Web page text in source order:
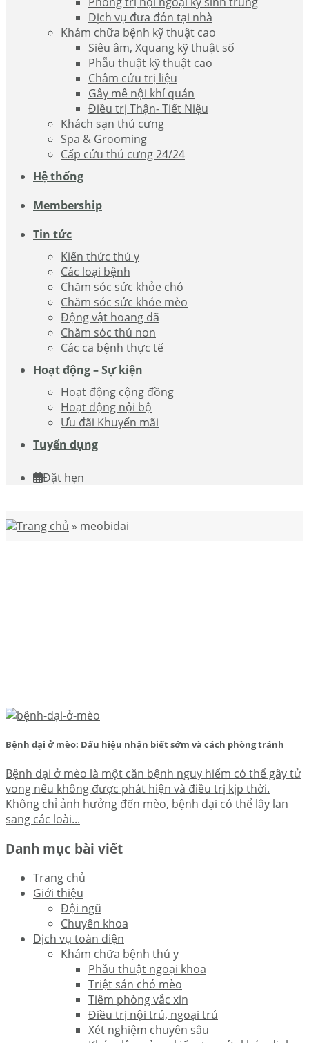
Dịch vụ đưa đón tại nhà
Khám chữa bệnh kỹ thuật cao
Siêu âm, Xquang kỹ thuật số
Phẫu thuật kỹ thuật cao
Châm cứu trị liệu
Gây mê nội khí quản
Điều trị Thận- Tiết Niệu
Khách sạn thú cưng
Spa & Grooming
Cấp cứu thú cưng 24/24
Hệ thống
Membership
Tin tức
Kiến thức thú y
Các loại bệnh
Chăm sóc sức khỏe chó
Chăm sóc sức khỏe mèo
Động vật hoang dã
Chăm sóc thú non
Các ca bệnh thực tế
Hoạt động – Sự kiện
Hoạt động cộng đồng
Hoạt động nội bộ
Ưu đãi Khuyến mãi
Tuyển dụng
Đặt hẹn
Trang chủ » meobidai
Bệnh dại ở mèo: Dấu hiệu nhận biết sớm và cách phòng tránh
Bệnh dại ở mèo là một căn bệnh nguy hiểm có thể gây tử
vong nếu không được phát hiện và điều trị kịp thời.
Không chỉ ảnh hưởng đến mèo, bệnh dại có thể lây lan
sang các loài...
Danh mục bài viết
Trang chủ
Giới thiệu
Đội ngũ
Chuyên khoa
Dịch vụ toàn diện
Khám chữa bệnh thú y
Phẫu thuật ngoại khoa
Triệt sản chó mèo
Tiêm phòng vắc xin
Điều trị nội trú, ngoại trú
Xét nghiệm chuyên sâu